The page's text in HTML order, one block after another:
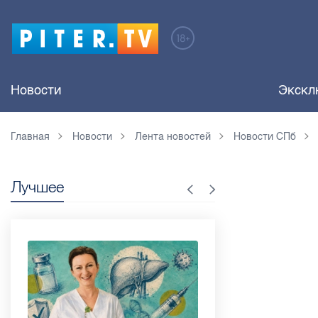
Новости
Главная Новости Лента новостей Новости СПб
Лучшее